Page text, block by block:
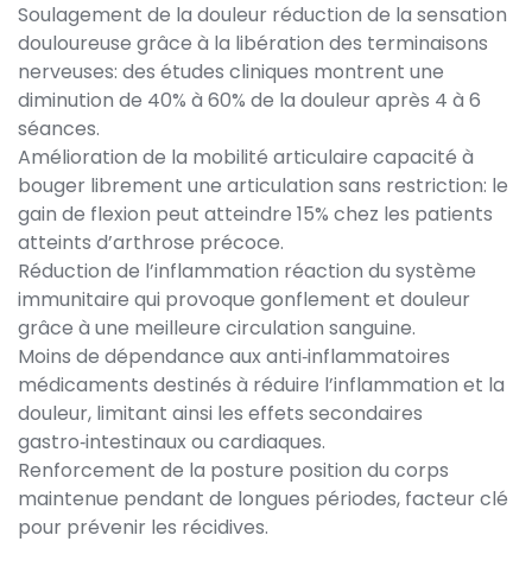
Soulagement de la douleur réduction de la sensation
douloureuse grâce à la libération des terminaisons
nerveuses: des études cliniques montrent une
diminution de 40% à 60% de la douleur après 4 à 6
séances.
Amélioration de la mobilité articulaire capacité à
bouger librement une articulation sans restriction: le
gain de flexion peut atteindre 15% chez les patients
atteints d’arthrose précoce.
Réduction de l’inflammation réaction du système
immunitaire qui provoque gonflement et douleur
grâce à une meilleure circulation sanguine.
Moins de dépendance auxanti‑inflammatoires
médicaments destinés à réduire l’inflammation et la
douleur, limitant ainsi les effets secondaires
gastro‑intestinaux ou cardiaques.
Renforcement de la posture position du corps
maintenue pendant de longues périodes, facteur clé
pour prévenir les récidives.